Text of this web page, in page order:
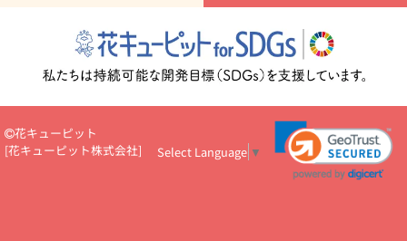
いのマナー
定年退職祝いのマナー
お祝いを贈るときのマナー・
花キューピットのお祝いコラム一覧
誕生日のお花を「色
彩心理学」で選ぶ方法
結婚祝いの予算相場
出産祝いお役立ち情
ール
新築引っ越し祝いコラム お祝い花のマナー総まとめ
職
場上司や先輩へ贈るお祝い花の正解は？
開店祝いの花 選び方ガイ
花キューピット
[花キューピット株式会社] Select Language ▼